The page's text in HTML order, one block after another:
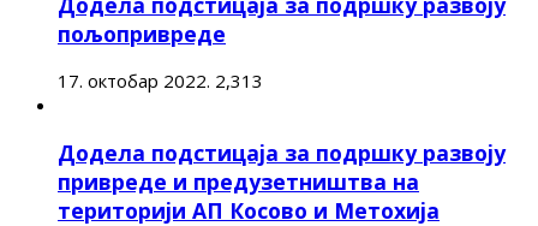
пољопривреде
17. октобар 2022. 2,313
Додела подстицаја за подршку развоју
привреде и предузетништва на
територији АП Косово и Метохија